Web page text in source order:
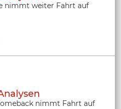
nimmt weiter Fahrt auf
nimmt Fahrt auf